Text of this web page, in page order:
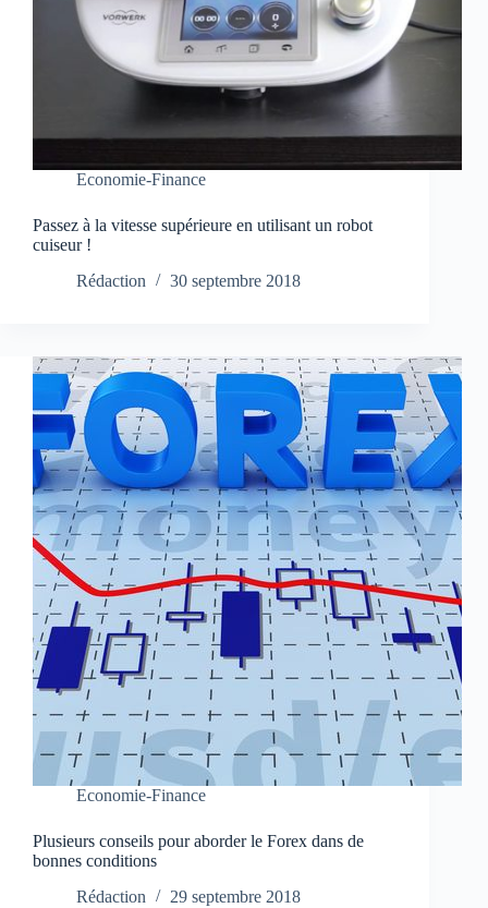
Economie-Finance
Passez à la vitesse supérieure en utilisant un robot
cuiseur !
Rédaction
30 septembre 2018
Economie-Finance
Plusieurs conseils pour aborder le Forex dans de
bonnes conditions
Rédaction
29 septembre 2018